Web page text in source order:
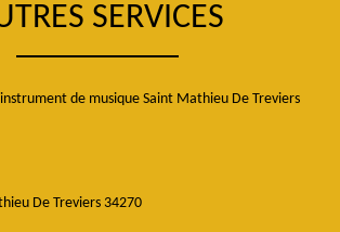
SERVICES
de musique Saint Mathieu De Treviers
De Treviers 34270